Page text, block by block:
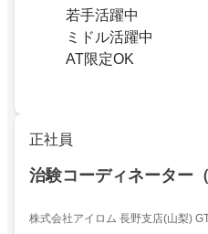
若手活躍中
ミドル活躍中
AT限定OK
正社員
治験コーディネーター
株式会社アイロム 長野支店(山梨)